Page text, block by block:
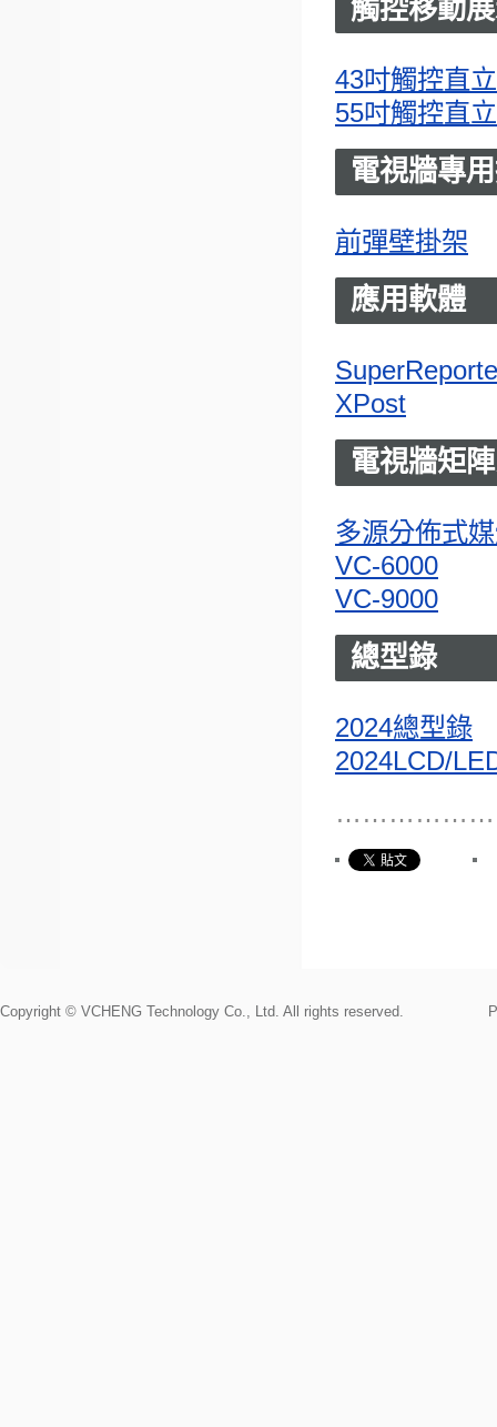
觸控移動
43吋觸控直
55吋觸控直
電視牆專
前彈壁掛架
應用軟體
XPost
電視牆矩
多源分佈式
VC-6000
VC-9000
總型錄
2024總型錄
2024LCD/
Copyright © VCHENG Technology Co., Ltd. All rights